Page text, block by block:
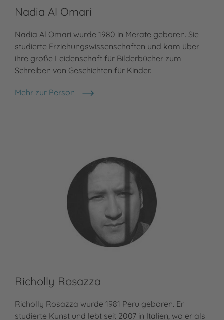
Nadia Al Omari
Nadia Al Omari wurde 1980 in Merate geboren. Sie
studierte Erziehungswissenschaften und kam über
ihre große Leidenschaft für Bilderbücher zum
Schreiben von Geschichten für Kinder.
Mehr zur Person
Nadia Al Omari
Richolly Rosazza
Richolly Rosazza wurde 1981 Peru geboren. Er
studierte Kunst und lebt seit 2007 in Italien, wo er als